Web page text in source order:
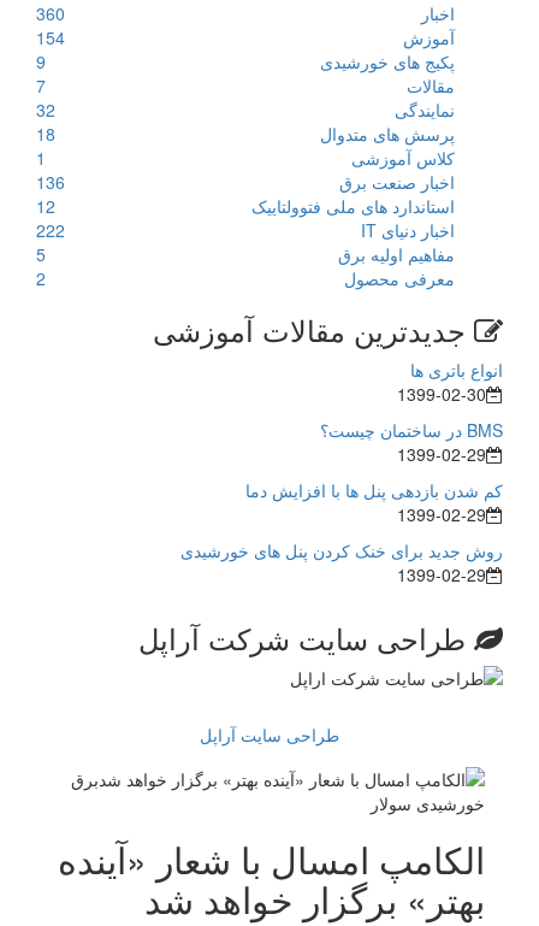
اخبار
360
آموزش
154
پکیج های خورشیدی
9
مقالات
7
نمایندگی
32
پرسش های متدوال
18
کلاس آموزشی
1
اخبار صنعت برق
136
استاندارد های ملی فتوولتاییک
12
اخبار دنیای IT
222
مفاهیم اولیه برق
5
معرفی محصول
2
جدیدترین مقالات آموزشی
انواع باتری ها
1399-02-30
BMS در ساختمان چیست؟
1399-02-29
کم شدن بازدهی پنل ها با افزایش دما
1399-02-29
روش جدید برای خنک کردن پنل های خورشیدی
1399-02-29
طراحی سایت شرکت آراپل
طراحی سایت آراپل
الکامپ امسال با شعار «آینده
بهتر» برگزار خواهد شد